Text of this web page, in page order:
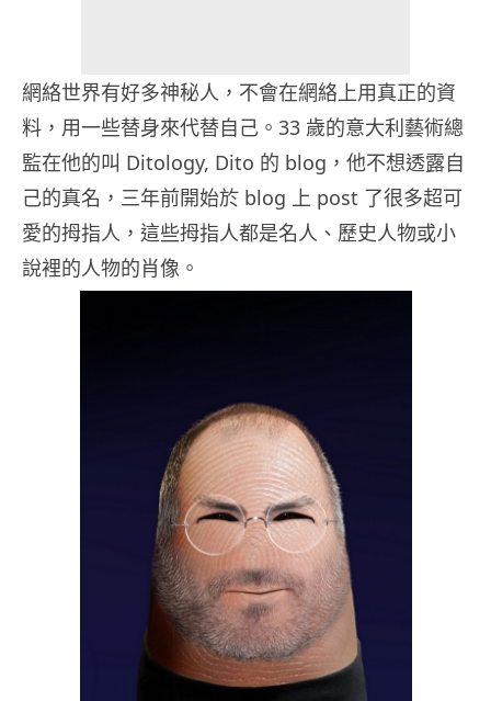
網絡世界有好多神秘人，不會在網絡上用真正的資
料，用一些替身來代替自己。33 歲的意大利藝術總
監在他的叫 Ditology, Dito 的 blog，他不想透露自
己的真名，三年前開始於 blog 上 post 了很多超可
愛的拇指人，這些拇指人都是名人、歷史人物或小
說裡的人物的肖像。